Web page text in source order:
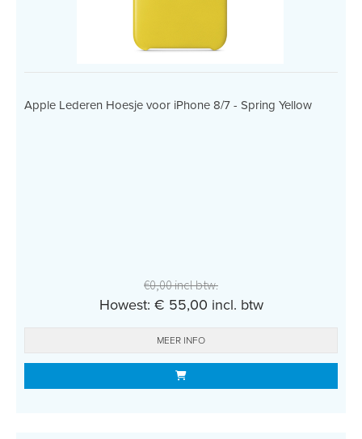
Apple Lederen Hoesje voor iPhone 8/7 - Spring Yellow
€0,00 incl btw.
Howest: € 55,00 incl. btw
MEER INFO